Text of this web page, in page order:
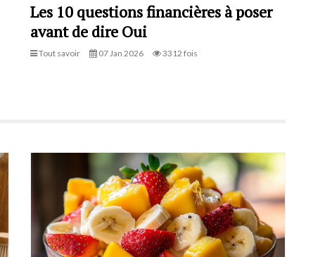
Les 10 questions financières à poser
avant de dire Oui
Tout savoir 07 Jan 2026 3312 fois